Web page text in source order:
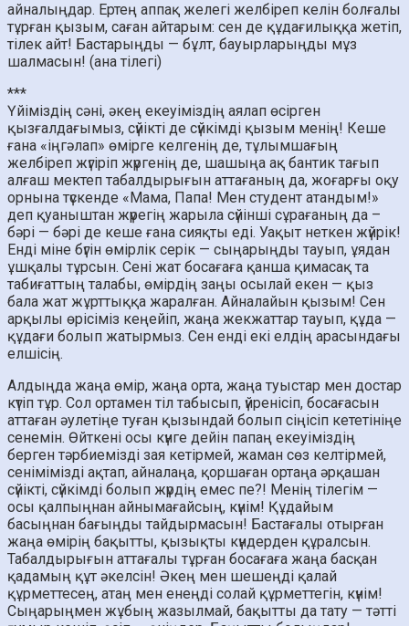
айналыңдар. Ертең аппақ желегі желбіреп келін болғалы
тұрған қызым, саған айтарым: сен де құдағилыққа жетіп,
тілек айт! Бастарыңды — бұлт, бауырларыңды мұз
шалмасын! (ана тілегі)
***
Үйіміздің сәні, әкең екеуіміздің аялап өсірген
қызғалдағымыз, сүйікті де сүйкімді қызым менің! Кеше
ғана «іңгәлап» өмірге келгенің де, тұлымшағың
желбіреп жүгіріп жүргенің де, шашыңа ақ бантик тағып
алғаш мектеп табалдырығын аттағаның да, жоғарғы оқу
орнына түскенде «Мама, Папа! Мен студент атандым!»
деп қуаныштан жүрегің жарыла сүйінші сұрағаның да –
бәрі — бәрі де кеше ғана сияқты еді. Уақыт неткен жүйрік!
Енді міне бүгін өмірлік серік — сыңарыңды тауып, ұядан
ұшқалы тұрсын. Сені жат босағаға қанша қимасақ та
табиғаттың талабы, өмірдің заңы осылай екен — қыз
бала жат жұрттыққа жаралған. Айналайын қызым! Сен
арқылы өрісіміз кеңейіп, жаңа жекжаттар тауып, құда —
құдағи болып жатырмыз. Сен енді екі елдің арасындағы
елшісің.
Алдыңда жаңа өмір, жаңа орта, жаңа туыстар мен достар
күтіп тұр. Сол ортамен тіл табысып, үйренісіп, босағасын
аттаған әулетіңе туған қызындай болып сіңісіп кететініңе
сенемін. Өйткені осы күнге дейін папаң екеуіміздің
берген тәрбиемізді зая кетірмей, жаман сөз келтірмей,
сенімімізді ақтап, айналаңа, қоршаған ортаңа әрқашан
сүйікті, сүйкімді болып жүрдің емес пе?! Менің тілегім —
осы қалпыңнан айнымағайсың, күнім! Құдайым
басыңнан бағыңды тайдырмасын! Бастағалы отырған
жаңа өмірің бақытты, қызықты күндерден құралсын.
Табалдырығын аттағалы тұрған босағаға жаңа басқан
қадамың құт әкелсін! Әкең мен шешеңді қалай
құрметтесең, атаң мен енеңді солай құрметтегін, күнім!
Сыңарыңмен жұбың жазылмай, бақытты да тату — тәтті